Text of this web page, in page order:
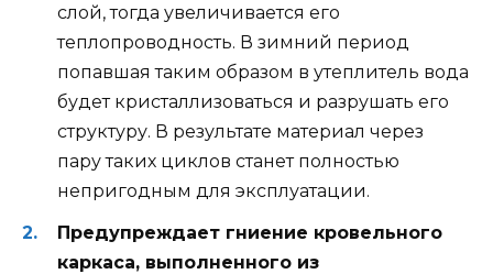
слой, тогда увеличивается его
теплопроводность. В зимний период
попавшая таким образом в утеплитель вода
будет кристаллизоваться и разрушать его
структуру. В результате материал через
пару таких циклов станет полностью
непригодным для эксплуатации.
Предупреждает гниение кровельного
каркаса, выполненного из